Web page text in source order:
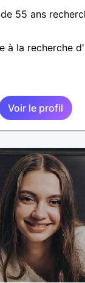
55 ans
à la recherche
Voir le profil